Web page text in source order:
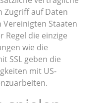
Zugriff auf Daten
Staaten
Regel die einzige
wie die
SSL geben die
mit US-